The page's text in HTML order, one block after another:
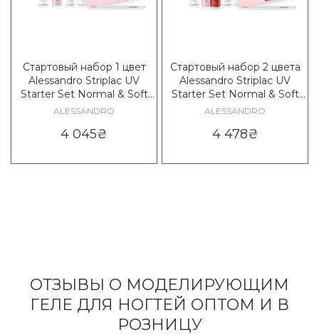
Стартовый набор 1 цвет
Alessandro Striplac UV
Starter Set Normal & Soft
Nails - 1 Colour
ALESSANDRO
4 045₴
Стартовый набор 2 цвета
Alessandro Striplac UV
Starter Set Normal & Soft
Nails - 2 Colours
ALESSANDRO
4 478₴
ОТЗЫВЫ О МОДЕЛИРУЮЩИМ
ГЕЛЕ ДЛЯ НОГТЕЙ ОПТОМ И В
РОЗНИЦУ